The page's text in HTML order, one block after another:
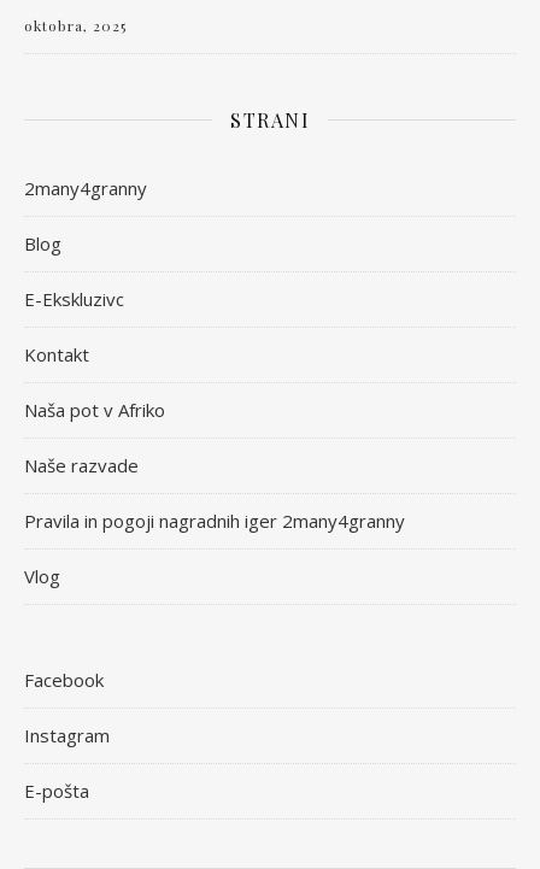
oktobra, 2025
STRANI
2many4granny
Blog
E-Ekskluzivc
Kontakt
Naša pot v Afriko
Naše razvade
Pravila in pogoji nagradnih iger 2many4granny
Vlog
Facebook
Instagram
E-pošta